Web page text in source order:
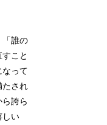
「誰の
こと
なって
たされ
誇ら
しい